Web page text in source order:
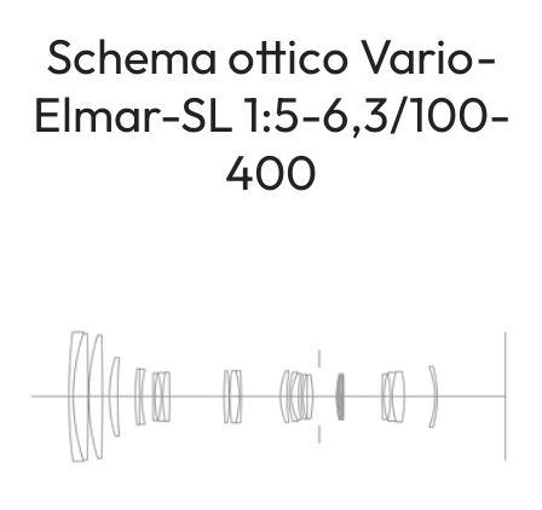
Schema ottico Vario-
Elmar-SL 1:5-6,3/100-
400